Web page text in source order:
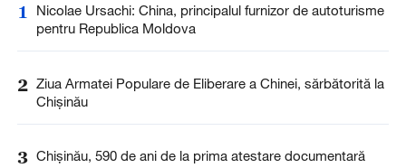
1
Nicolae Ursachi: China, principalul furnizor de autoturisme
pentru Republica Moldova
2 Ziua Armatei Populare de Eliberare a Chinei, sărbătorită la
Chișinău
3 Chișinău, 590 de ani de la prima atestare documentară